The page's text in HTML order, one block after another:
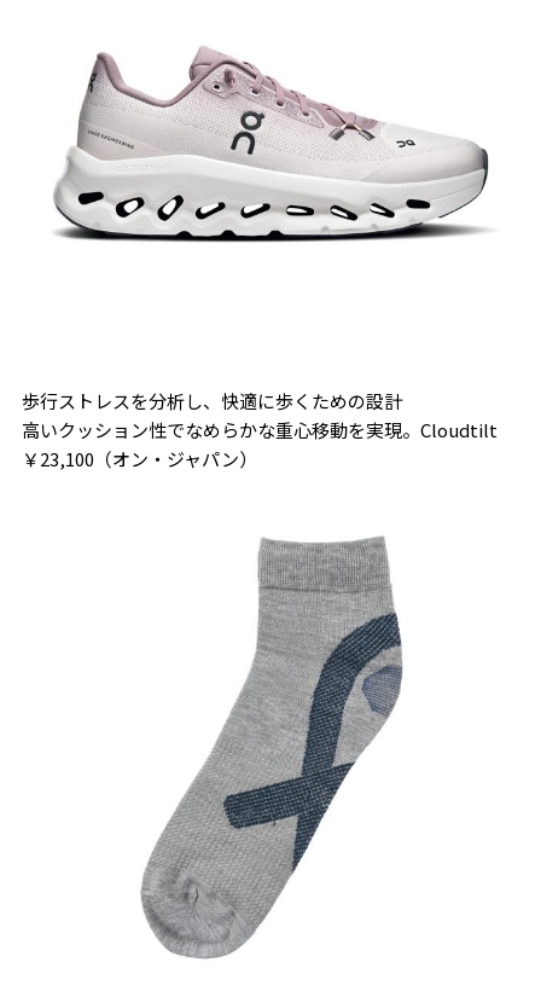
歩行ストレスを分析し、快適に歩くための設計
高いクッション性でなめらかな重心移動を実現。Cloudtilt
￥23,100（オン・ジャパン）